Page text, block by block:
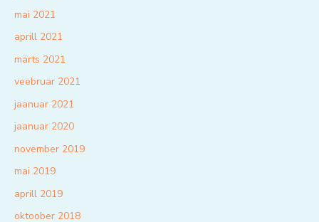
mai 2021
aprill 2021
märts 2021
veebruar 2021
jaanuar 2021
jaanuar 2020
november 2019
mai 2019
aprill 2019
oktoober 2018